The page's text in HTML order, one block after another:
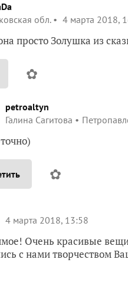
обл.
4 марта 2018,
просто Золушка из
✿
petroaltyn
Галина Сагитова
✿
4 марта 2018, 13:58
Очень красивые
с нами творчеством